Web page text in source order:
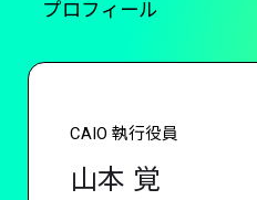
プロフィール
山本 覚
CAIO 執行役員